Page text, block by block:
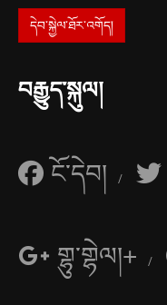
བརྒྱུད་སྐུལ།
ངོ་དེབ།
གྷུ་གྷེལ།+